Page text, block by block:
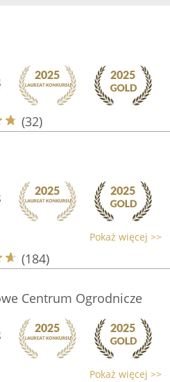
(32)
Pokaż więcej >>
(184)
Centrum Ogrodnicze
Pokaż więcej >>